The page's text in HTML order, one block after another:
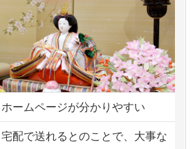
神奈川の方からお申込み
西亀有の方からお申込み
千葉県の方からお申込み
東京都の方からお申込み
中野区の方からお申込み
ホームページが分かりやすい
宅配で送れるとのことで、大事な